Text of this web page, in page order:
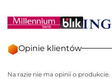
Opinie klientów
Na razie nie ma opinii o produkcie.